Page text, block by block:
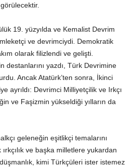
19. yüzyılda ve Kemalist Devrim
ve devrimciydi. Demokratik
olarak filizlendi ve gelişti.
destanlarını yazdı, Türk Devrimine
Ancak Atatürk’ten sonra, İkinci
ayrıldı: Devrimci Milliyetçilik ve Irkçı
ve Faşizmin yükseldiği yılların da
geleneğin eşitlikçi temalarını
ve başka milletlere yukardan
kimi Türkçüleri ister istemez